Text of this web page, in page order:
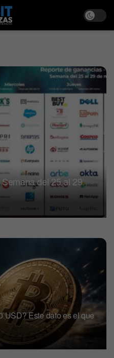
del 25 al 29
USD? Este dato es el que